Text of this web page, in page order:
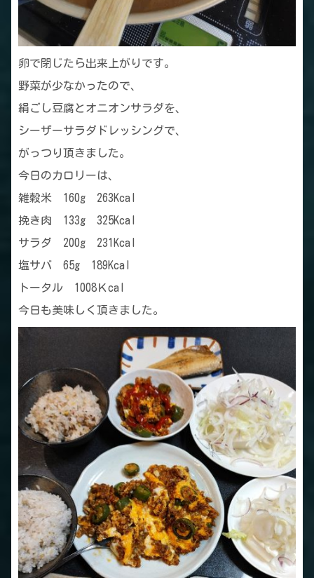
卵で閉じたら出来上がりです。
野菜が少なかったので、
絹ごし豆腐とオニオンサラダを、
シーザーサラダドレッシングで、
がっつり頂きました。
今日のカロリーは、
雑穀米 160g 263Kcal
挽き肉 133g 325Kcal
サラダ 200g 231Kcal
塩サバ 65g 189Kcal
トータル 1008Ｋcal
今日も美味しく頂きました。